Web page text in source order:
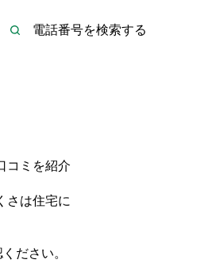
コミを紹介
さは住宅に
ださい。